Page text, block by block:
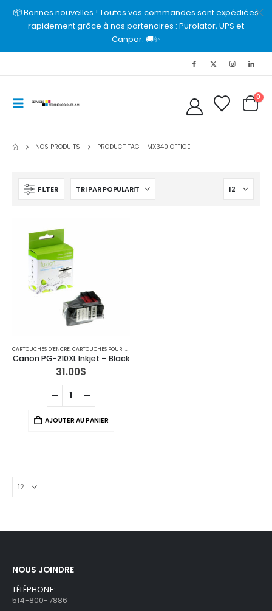
📦 Bonnes nouvelles ! Toutes vos commandes sont expédiées
rapidement grâce à nos partenaires : Purolator, UPS et
Canpar. 🚚✨
0
NOS PRODUITS PRODUCT TAG - MX340 OFFICE
FILTER
CARTOUCHES D’ENCRE,CARTOUCHES POUR IMPRIMANTES CANON
Canon PG-210XL Inkjet – Black
31.00$
AJOUTER AU PANIER
NOUS JOINDRE
TÉLÉPHONE:
514-800-7886